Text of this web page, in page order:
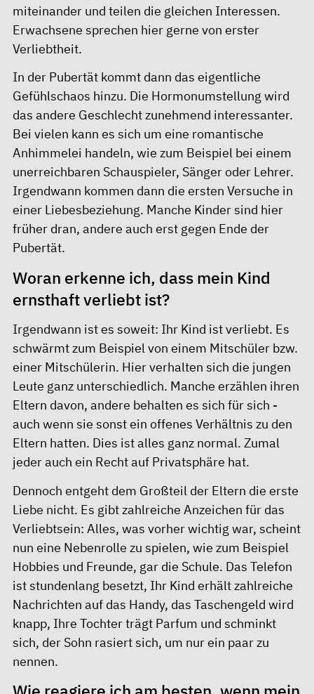
miteinander und teilen die gleichen Interessen.
Erwachsene sprechen hier gerne von erster
Verliebtheit.
In der Pubertät kommt dann das eigentliche
Gefühlschaos hinzu. Die Hormonumstellung wird
das andere Geschlecht zunehmend interessanter.
Bei vielen kann es sich um eine romantische
Anhimmelei handeln, wie zum Beispiel bei einem
unerreichbaren Schauspieler, Sänger oder Lehrer.
Irgendwann kommen dann die ersten Versuche in
einer Liebesbeziehung. Manche Kinder sind hier
früher dran, andere auch erst gegen Ende der
Pubertät.
Woran erkenne ich, dass mein Kind
ernsthaft verliebt ist?
Irgendwann ist es soweit: Ihr Kind ist verliebt. Es
schwärmt zum Beispiel von einem Mitschüler bzw.
einer Mitschülerin. Hier verhalten sich die jungen
Leute ganz unterschiedlich. Manche erzählen ihren
Eltern davon, andere behalten es sich für sich -
auch wenn sie sonst ein offenes Verhältnis zu den
Eltern hatten. Dies ist alles ganz normal. Zumal
jeder auch ein Recht auf Privatsphäre hat.
Dennoch entgeht dem Großteil der Eltern die erste
Liebe nicht. Es gibt zahlreiche Anzeichen für das
Verliebtsein: Alles, was vorher wichtig war, scheint
nun eine Nebenrolle zu spielen, wie zum Beispiel
Hobbies und Freunde, gar die Schule. Das Telefon
ist stundenlang besetzt, Ihr Kind erhält zahlreiche
Nachrichten auf das Handy, das Taschengeld wird
knapp, Ihre Tochter trägt Parfum und schminkt
sich, der Sohn rasiert sich, um nur ein paar zu
nennen.